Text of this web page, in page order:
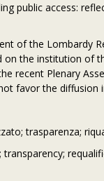
public access:
of the Lombardy
on the institution of
recent Plenary
favor the
trasparenza;
transparency;